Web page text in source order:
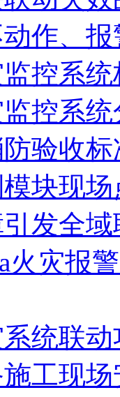
作、
控系
控系
验收标
块现
发全
火灾报
统联
工现